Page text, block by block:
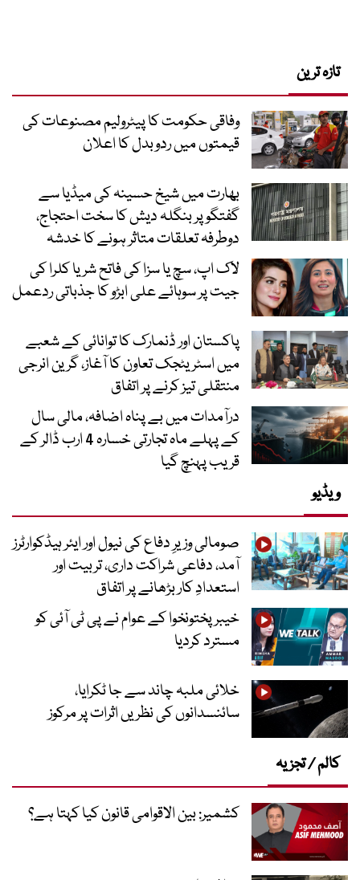
تازہ ترین
وفاقی حکومت کا پیٹرولیم مصنوعات کی
قیمتوں میں ردوبدل کا اعلان
بھارت میں شیخ حسینہ کی میڈیا سے
گفتگو پر بنگلہ دیش کا سخت احتجاج،
دوطرفہ تعلقات متاثر ہونے کا خدشہ
لاک اپ، سچ یا سزا کی فاتح شریا کلرا کی
جیت پر سوہائے علی ابڑو کا جذباتی ردعمل
پاکستان اور ڈنمارک کا توانائی کے شعبے
میں اسٹریٹجک تعاون کا آغاز، گرین انرجی
منتقلی تیز کرنے پر اتفاق
درآمدات میں بے پناہ اضافہ، مالی سال
کے پہلے ماہ تجارتی خسارہ 4 ارب ڈالر کے
قریب پہنچ گیا
ویڈیو
صومالی وزیرِ دفاع کی نیول اور ایئر ہیڈکوارٹرز
آمد، دفاعی شراکت داری، تربیت اور
استعدادِ کار بڑھانے پر اتفاق
خیبرپختونخوا کے عوام نے پی ٹی آئی کو
مسترد کردیا
خلائی ملبہ چاند سے جا ٹکرایا،
سائنسدانوں کی نظریں اثرات پر مرکوز
کالم / تجزیہ
کشمیر: بین الاقوامی قانون کیا کہتا ہے؟